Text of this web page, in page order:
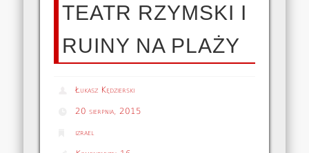
TEATR RZYMSKI I
RUINY NA PLAŻY
Łukasz Kędzierski
20 sierpnia, 2015
izrael